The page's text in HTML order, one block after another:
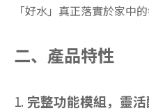
「好水」真正落實於家中
二、產品特性
1. 完整功能模組，靈活